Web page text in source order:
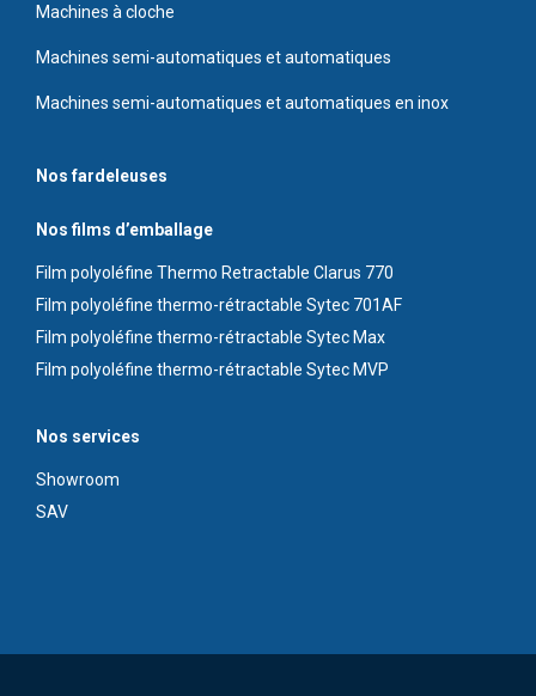
Machines à cloche
Machines semi-automatiques et automatiques
Machines semi-automatiques et automatiques en inox
Nos fardeleuses
Nos films d’emballage
Film polyoléfine Thermo Retractable Clarus 770
Film polyoléfine thermo-rétractable Sytec 701AF
Film polyoléfine thermo-rétractable Sytec Max
Film polyoléfine thermo-rétractable Sytec MVP
Nos services
Showroom
SAV